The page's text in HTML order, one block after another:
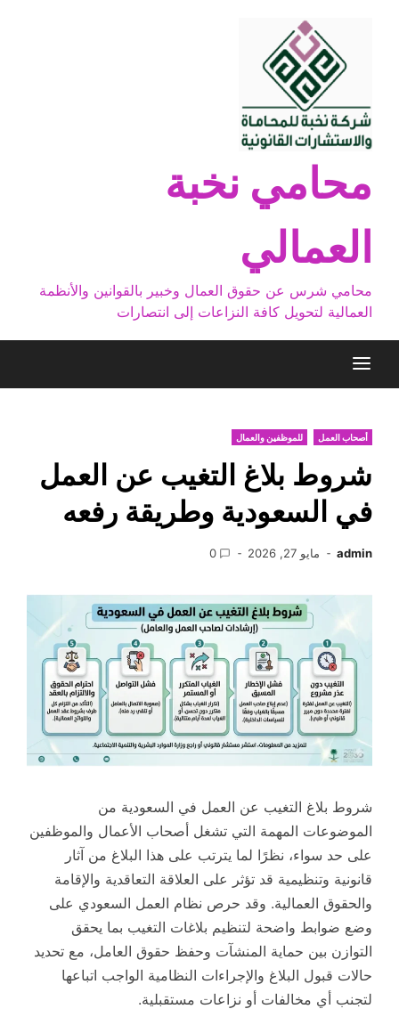
محامي نخبة
العمالي
محامي شرس عن حقوق العمال وخبير بالقوانين والأنظمة
العمالية لتحويل كافة النزاعات إلى انتصارات
أصحاب العمل للموظفين والعمال
شروط بلاغ التغيب عن العمل
في السعودية وطريقة رفعه
admin مايو 27, 2026 0
شروط بلاغ التغيب عن العمل في السعودية من
الموضوعات المهمة التي تشغل أصحاب الأعمال والموظفين
على حد سواء، نظرًا لما يترتب على هذا البلاغ من آثار
قانونية وتنظيمية قد تؤثر على العلاقة التعاقدية والإقامة
والحقوق العمالية. وقد حرص نظام العمل السعودي على
وضع ضوابط واضحة لتنظيم بلاغات التغيب بما يحقق
التوازن بين حماية المنشآت وحفظ حقوق العامل، مع تحديد
حالات قبول البلاغ والإجراءات النظامية الواجب اتباعها
لتجنب أي مخالفات أو نزاعات مستقبلية.